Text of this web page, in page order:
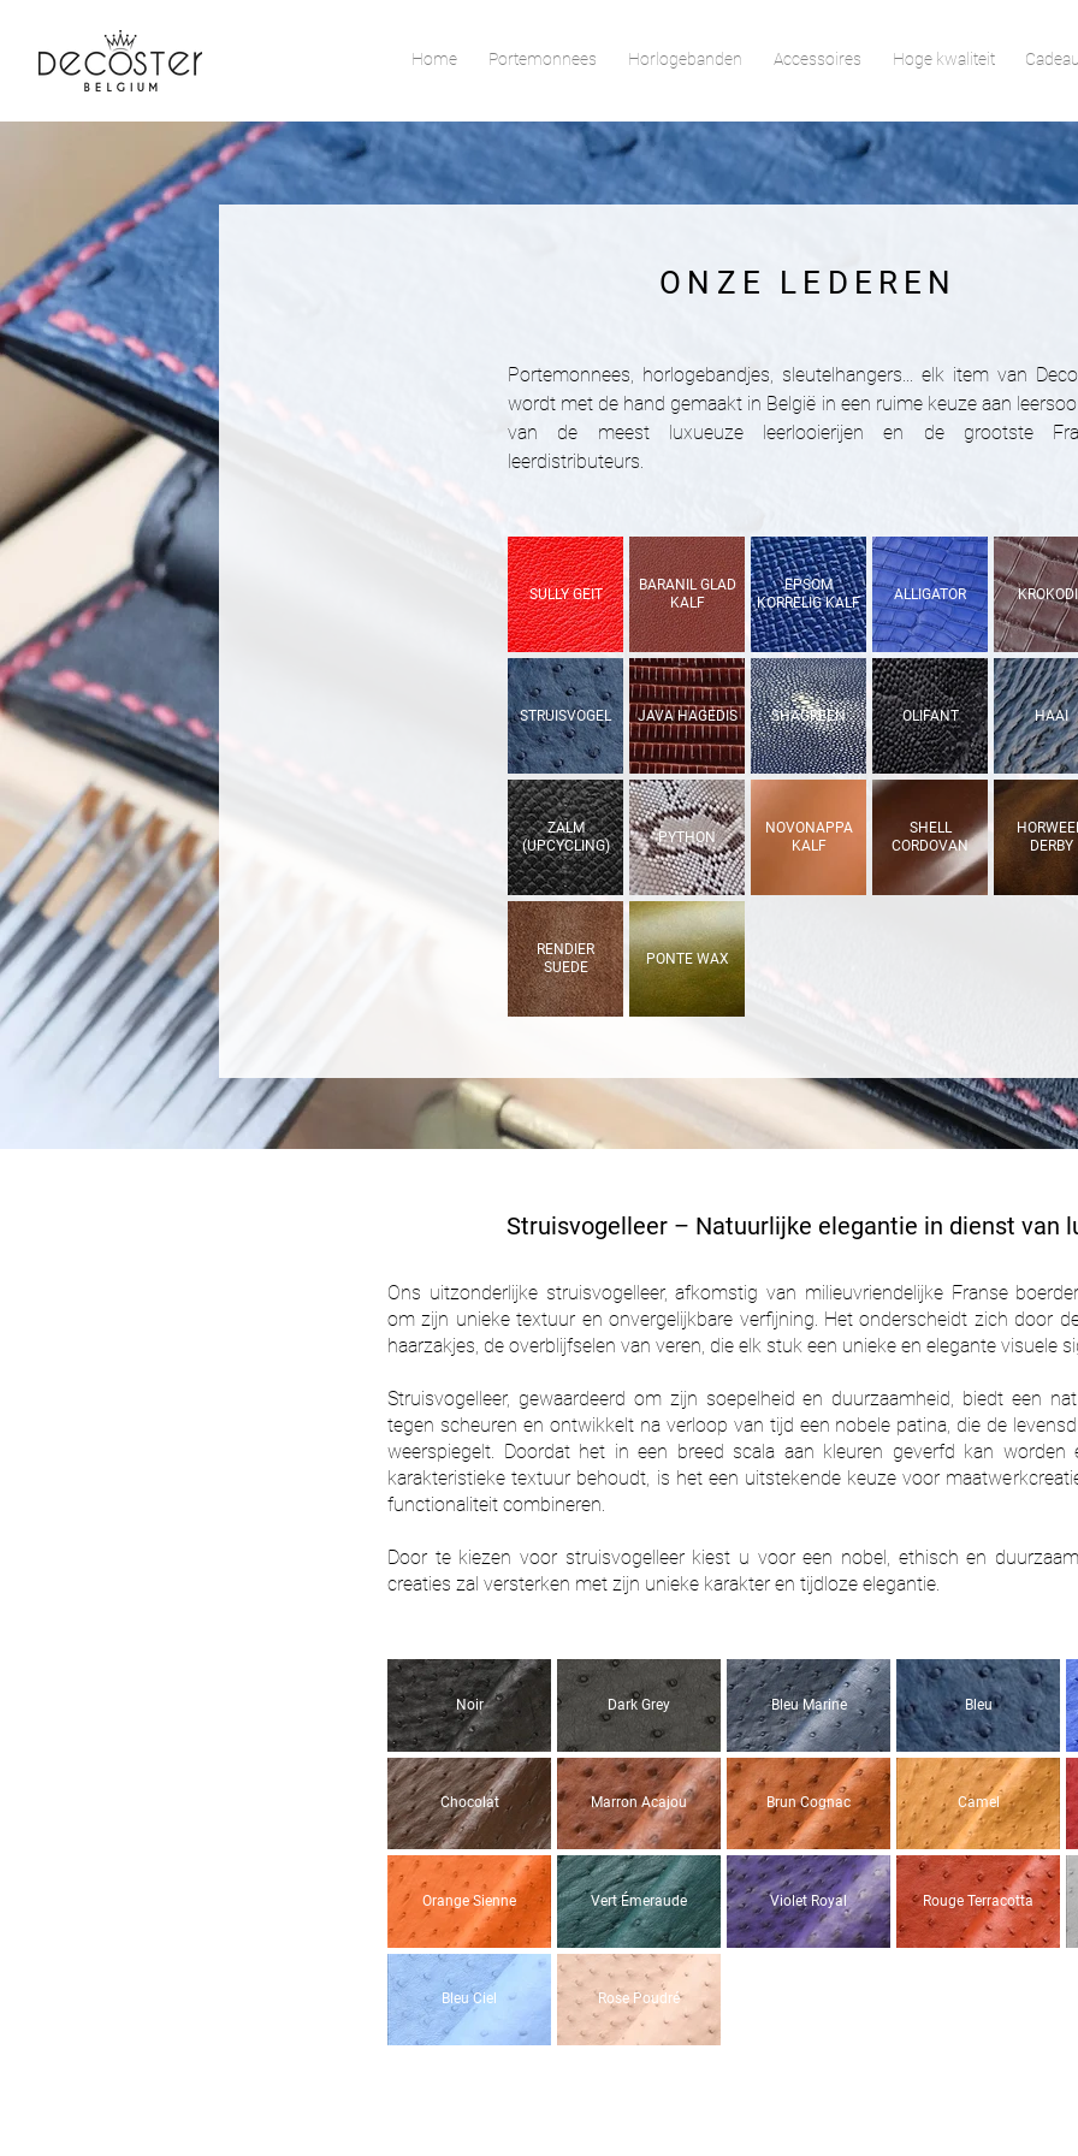
Home Portemonnees Horlogebanden Accessoires Hoge kwaliteit
ONZE LEDEREN
Portemonnees, horlogebandjes, sleutelhangers... elk item van
wordt met de hand gemaakt in België in een ruime keuze aan
van de meest luxueuze leerlooierijen en de grootste
leerdistributeurs.
SULLY GEIT
BARANIL GLAD
KALF
EPSOM
KORRELIG KALF
ALLIGATOR
STRUISVOGEL JAVA HAGEDIS SHAGREEN OLIFANT HAAI
ZALM
(UPCYCLING)
PYTHON
NOVONAPPA
KALF
SHELL
CORDOVAN
DERBY
RENDIER
SUEDE
PONTE WAX
Struisvogelleer – Natuurlijke elegantie in dienst van
Ons uitzonderlijke struisvogelleer, afkomstig van milieuvriendelijke Franse
om zijn unieke textuur en onvergelijkbare verfijning. Het onderscheidt zich door
haarzakjes, de overblijfselen van veren, die elk stuk een unieke en elegante visuele
Struisvogelleer, gewaardeerd om zijn soepelheid en duurzaamheid, biedt een
tegen scheuren en ontwikkelt na verloop van tijd een nobele patina, die de
weerspiegelt. Doordat het in een breed scala aan kleuren geverfd kan worden
karakteristieke textuur behoudt, is het een uitstekende keuze voor
functionaliteit combineren.
Door te kiezen voor struisvogelleer kiest u voor een nobel, ethisch en
creaties zal versterken met zijn unieke karakter en tijdloze elegantie.
Noir Dark Grey Bleu Marine Bleu
Chocolat Marron Acajou Brun Cognac Camel
Orange Sienne Vert Émeraude Violet Royal Rouge Terracotta
Bleu Ciel Rose Poudré